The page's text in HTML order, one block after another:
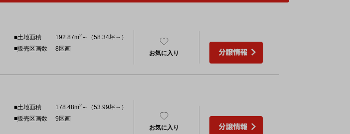
■土地面積 192.87m2 ～（58.34坪～）
■販売区画数
8区画
お気に入り
■土地面積 178.48m2 ～（53.99坪～）
■販売区画数
9区画
お気に入り